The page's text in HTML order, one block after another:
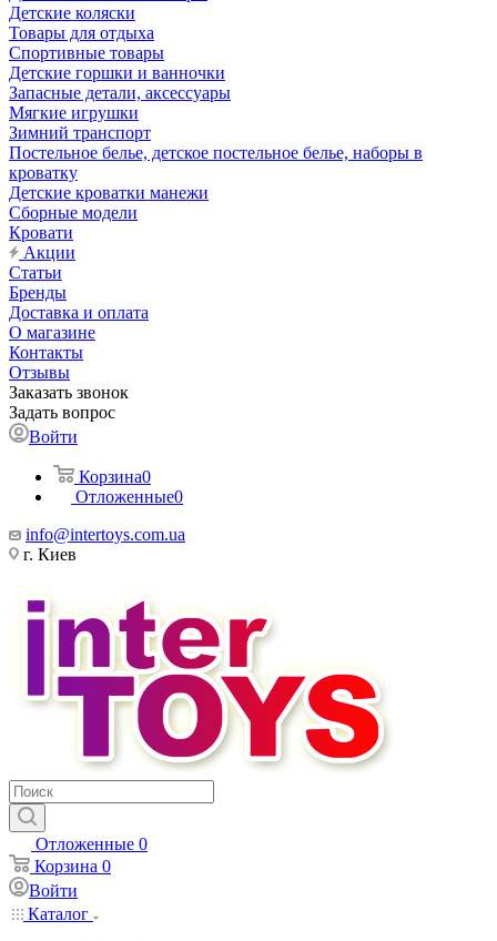
Детские коляски
Товары для отдыха
Спортивные товары
Детские горшки и ванночки
Запасные детали, аксессуары
Мягкие игрушки
Зимний транспорт
Постельное белье, детское постельное белье, наборы в
кроватку
Детские кроватки манежи
Сборные модели
Кровати
Акции
Статьи
Бренды
Доставка и оплата
О магазине
Контакты
Отзывы
Заказать звонок
Задать вопрос
Войти
Корзина0
Отложенные0
info@intertoys.com.ua
г. Киев
Отложенные 0
Корзина 0
Войти
Каталог